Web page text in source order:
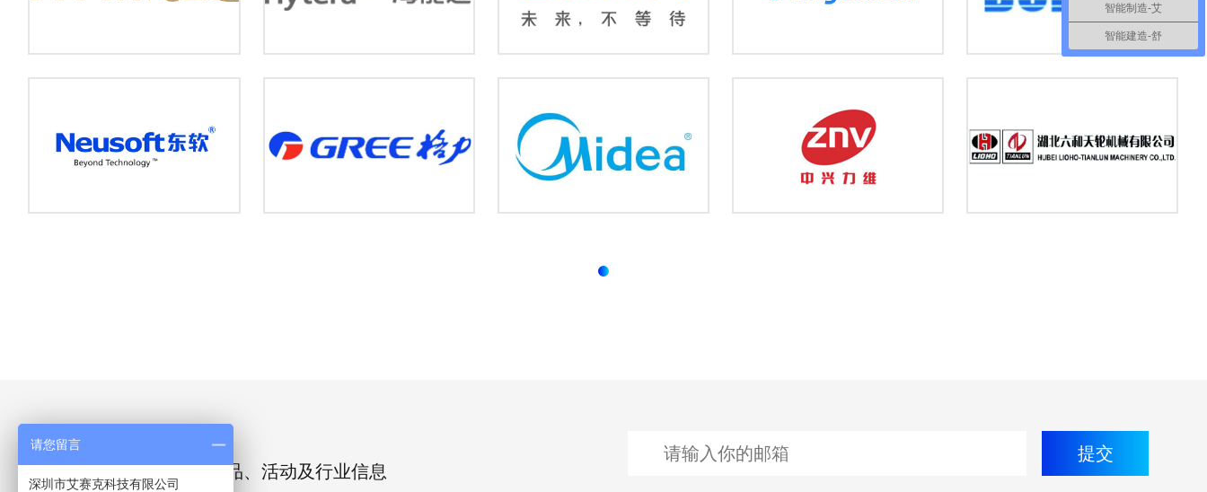
让我们保持联系
第一时间获取我们的新产品、活动及行业信息
智能制造-艾
智能建造-舒
请您留言
深圳市艾赛克科技有限公司